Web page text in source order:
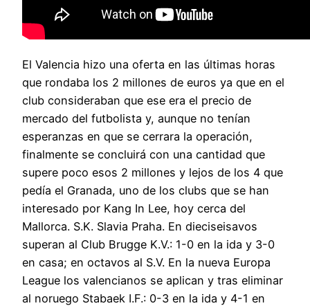
El Valencia hizo una oferta en las últimas horas
que rondaba los 2 millones de euros ya que en el
club consideraban que ese era el precio de
mercado del futbolista y, aunque no tenían
esperanzas en que se cerrara la operación,
finalmente se concluirá con una cantidad que
supere poco esos 2 millones y lejos de los 4 que
pedía el Granada, uno de los clubs que se han
interesado por Kang In Lee, hoy cerca del
Mallorca. S.K. Slavia Praha. En dieciseisavos
superan al Club Brugge K.V.: 1-0 en la ida y 3-0
en casa; en octavos al S.V. En la nueva Europa
League los valencianos se aplican y tras eliminar
al noruego Stabaek I.F.: 0-3 en la ida y 4-1 en